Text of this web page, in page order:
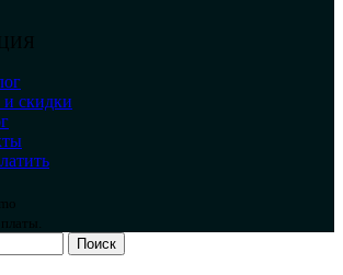
скидки
Поиск